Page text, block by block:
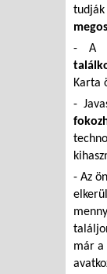
tudják
- A
Karta
-
- Az
már a